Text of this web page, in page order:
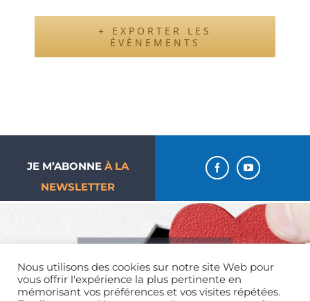
+ EXPORTER LES
ÉVÈNEMENTS
JE M’ABONNE À LA
NEWSLETTER
donne !
Nous utilisons des cookies sur notre site Web pour
vous offrir l'expérience la plus pertinente en
mémorisant vos préférences et vos visites répétées.